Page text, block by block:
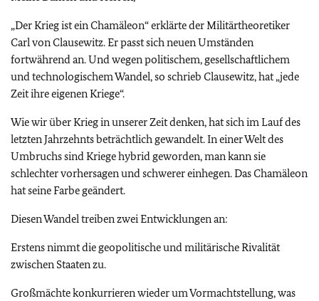
„Der Krieg ist ein Chamäleon“ erklärte der Militärtheoretiker
Carl von Clausewitz. Er passt sich neuen Umständen
fortwährend an. Und wegen politischem, gesellschaftlichem
und technologischem Wandel, so schrieb Clausewitz, hat „jede
Zeit ihre eigenen Kriege“.
Wie wir über Krieg in unserer Zeit denken, hat sich im Lauf des
letzten Jahrzehnts beträchtlich gewandelt. In einer Welt des
Umbruchs sind Kriege hybrid geworden, man kann sie
schlechter vorhersagen und schwerer einhegen. Das Chamäleon
hat seine Farbe geändert.
Diesen Wandel treiben zwei Entwicklungen an:
Erstens nimmt die geopolitische und militärische Rivalität
zwischen Staaten zu.
Großmächte konkurrieren wieder um Vormachtstellung, was